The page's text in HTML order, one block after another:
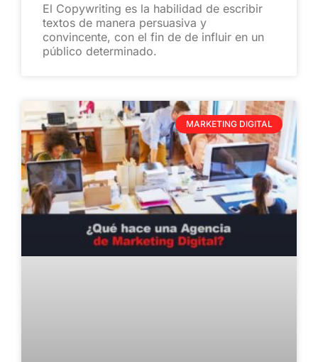
El Copywriting es la habilidad de escribir
textos de manera persuasiva y
convincente, con el fin de de influir en un
público determinado.
MARKETING DIGITAL